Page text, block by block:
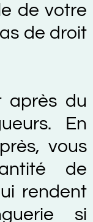
de votre
de droit
après du
En
vous
de
rendent
si